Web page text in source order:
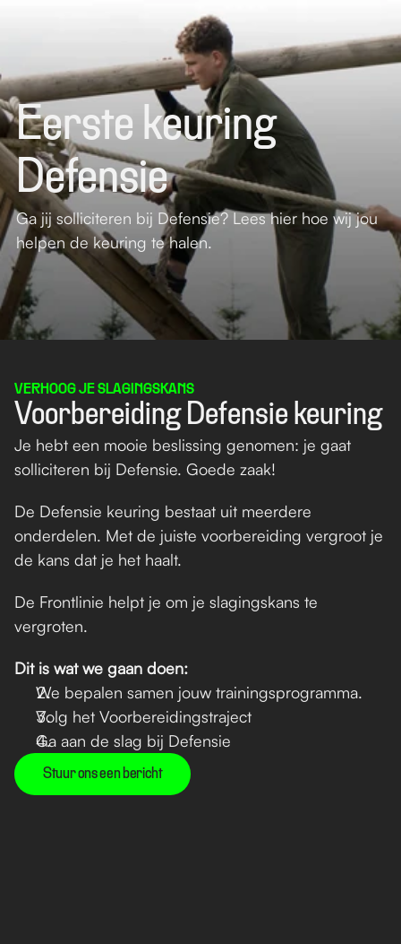
Eerste keuring
Defensie
Ga jij solliciteren bij Defensie? Lees hier hoe wij jou
helpen de keuring te halen.
Stuur ons een bericht
VERHOOG JE SLAGINGSKANS
Voorbereiding Defensie keuring
Je hebt een mooie beslissing genomen: je gaat
solliciteren bij Defensie. Goede zaak!
De Defensie keuring bestaat uit meerdere
onderdelen. Met de juiste voorbereiding vergroot je
de kans dat je het haalt.
De Frontlinie helpt je om je slagingskans te
vergroten.
Dit is wat we gaan doen:
We bepalen samen jouw trainingsprogramma.
Volg het Voorbereidingstraject
Ga aan de slag bij Defensie
Stuur ons een bericht